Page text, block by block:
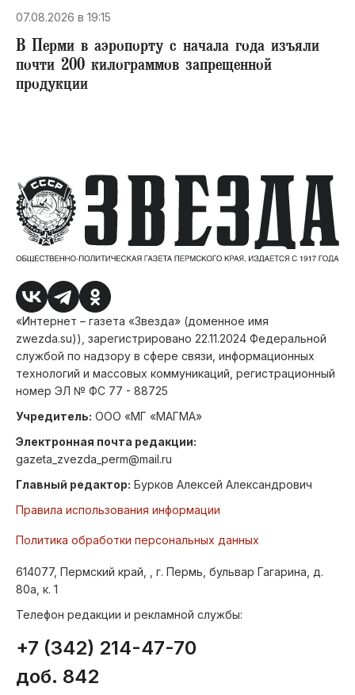
07.08.2026 в 19:15
В Перми в аэропорту с начала года изъяли
почти 200 килограммов запрещенной
продукции
«Интернет – газета «Звезда» (доменное имя
zwezda.su)), зарегистрировано 22.11.2024 Федеральной
службой по надзору в сфере связи, информационных
технологий и массовых коммуникаций, регистрационный
номер ЭЛ № ФС 77 - 88725
Учредитель: ООО «МГ «МАГМА»
Электронная почта редакции:
gazeta_zvezda_perm@mail.ru
Главный редактор: Бурков Алексей Александрович
Правила использования информации
Политика обработки персональных данных
614077, Пермский край, , г. Пермь, бульвар Гагарина, д.
80а, к. 1
Телефон редакции и рекламной службы:
+7 (342) 214-47-70
доб. 842